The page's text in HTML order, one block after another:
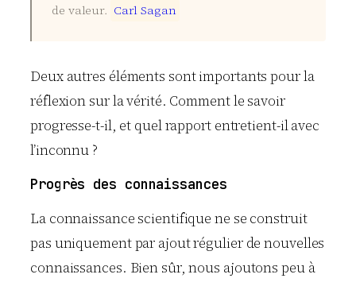
de valeur. Carl Sagan
Deux autres éléments sont importants pour la
réflexion sur la vérité. Comment le savoir
progresse-t-il, et quel rapport entretient-il avec
l’inconnu ?
Progrès des connaissances
La connaissance scientifique ne se construit
pas uniquement par ajout régulier de nouvelles
connaissances. Bien sûr, nous ajoutons peu à